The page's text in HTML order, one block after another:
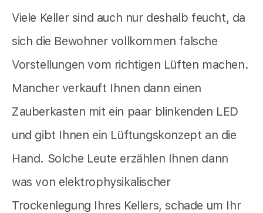
Viele Keller sind auch nur deshalb feucht, da
sich die Bewohner vollkommen falsche
Vorstellungen vom richtigen Lüften machen.
Mancher verkauft Ihnen dann einen
Zauberkasten mit ein paar blinkenden LED
und gibt Ihnen ein Lüftungskonzept an die
Hand. Solche Leute erzählen Ihnen dann
was von elektrophysikalischer
Trockenlegung Ihres Kellers, schade um Ihr